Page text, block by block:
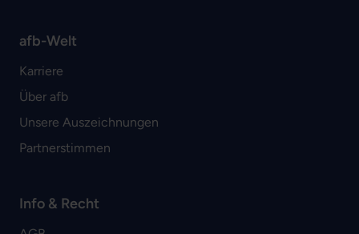
afb-Welt
Karriere
Über afb
Unsere Auszeichnungen
Partnerstimmen
Info & Recht